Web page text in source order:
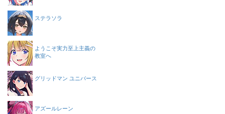
ステラソラ
ようこそ実力至上主義の
教室へ
グリッドマン ユニバース
アズールレーン